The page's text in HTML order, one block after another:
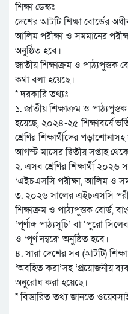
শিক্ষা ডেস্কঃ
দেশের আটটি শিক্ষা বোর্ডের
আলিম পরীক্ষা ও সমমানের
অনুষ্ঠিত হবে।
জাতীয় শিক্ষাক্রম ও পাঠ্যপুস্তক
কথা বলা হয়েছে।
* দরকারি তথ্যঃ
১. জাতীয় শিক্ষাক্রম ও
হয়েছে, ২০২৪-২৫ শিক্ষাবর্ষে
শ্রেণির শিক্ষার্থীদের
আগস্ট মাসের দ্বিতীয় সপ্তাহ
২. এসব শ্রেণির শিক্ষার্থী ২০২৬
‘এইচএসসি পরীক্ষা, আলিম ও
৩. ২০২৬ সালের এইচএসসি
শিক্ষাক্রম ও পাঠ্যপুস্তক বোর্ড,
‘পূর্ণাঙ্গ পাঠ্যসূচি’ বা ‘পুরো
ও ‘পূর্ণ নম্বরে’ অনুষ্ঠিত হবে।
৪. সারা দেশের সব (আটটি)
‘অবহিত করা’সহ ‘প্রয়োজনীয়
অনুরোধ করা হয়েছে।
* বিস্তারিত তথ্য জানতে